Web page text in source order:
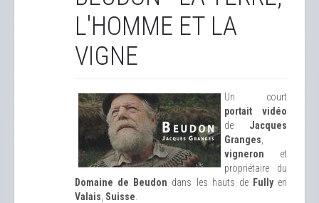
L'HOMME ET LA
VIGNE
Un court
portait vidéo
de Jacques
Granges
vigneron et
propriétaire du
Domaine de Beudon dans les hauts de Fullyen
Valais Suisse